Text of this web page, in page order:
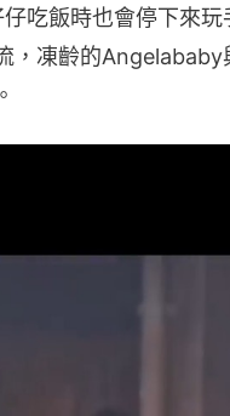
吃飯時也會停下來玩
，凍齡的Angelababy